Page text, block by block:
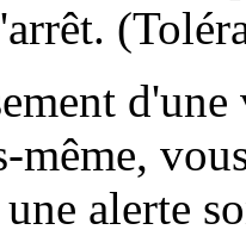
même,
alerte